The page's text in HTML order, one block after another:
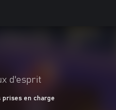
d'esprit
prises en charge